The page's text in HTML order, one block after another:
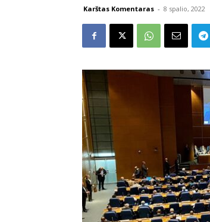
Karštas Komentaras - 8 spalio, 2022